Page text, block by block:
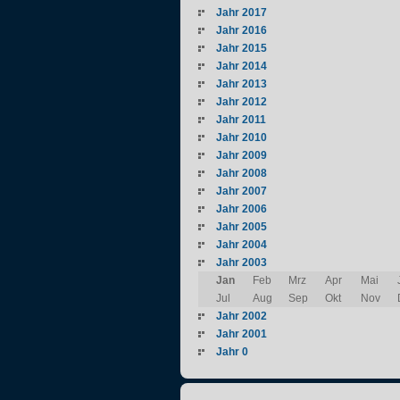
Jahr 2017
Jahr 2016
Jahr 2015
Jahr 2014
Jahr 2013
Jahr 2012
Jahr 2011
Jahr 2010
Jahr 2009
Jahr 2008
Jahr 2007
Jahr 2006
Jahr 2005
Jahr 2004
Jahr 2003
Jan
Feb Mrz Apr Mai
Jul
Aug Sep Okt Nov
Jahr 2002
Jahr 2001
Jahr 0